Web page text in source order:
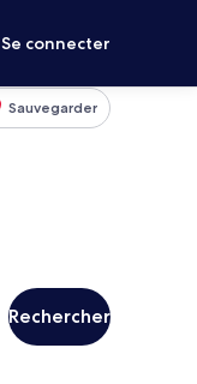
Se connecter
Sauvegarder
Rechercher